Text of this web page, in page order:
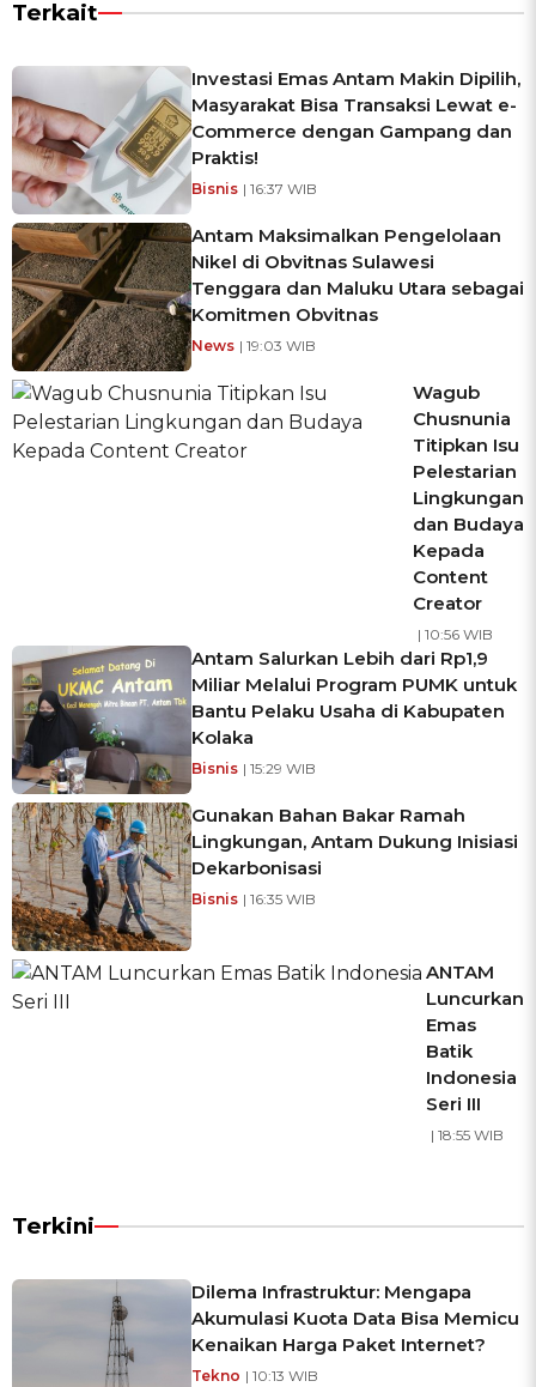
Terkait
Investasi Emas Antam Makin Dipilih,
Masyarakat Bisa Transaksi Lewat e-
Commerce dengan Gampang dan
Praktis!
Bisnis | 16:37 WIB
Antam Maksimalkan Pengelolaan
Nikel di Obvitnas Sulawesi
Tenggara dan Maluku Utara sebagai
Komitmen Obvitnas
News | 19:03 WIB
Wagub
Chusnunia
Titipkan Isu
Pelestarian
Lingkungan
dan Budaya
Kepada
Content
Creator
| 10:56 WIB
Antam Salurkan Lebih dari Rp1,9
Miliar Melalui Program PUMK untuk
Bantu Pelaku Usaha di Kabupaten
Kolaka
Bisnis | 15:29 WIB
Gunakan Bahan Bakar Ramah
Lingkungan, Antam Dukung Inisiasi
Dekarbonisasi
Bisnis | 16:35 WIB
ANTAM
Luncurkan
Emas
Batik
Indonesia
Seri III
| 18:55 WIB
Terkini
Dilema Infrastruktur: Mengapa
Akumulasi Kuota Data Bisa Memicu
Kenaikan Harga Paket Internet?
Tekno | 10:13 WIB